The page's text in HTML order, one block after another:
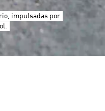
impulsadas por